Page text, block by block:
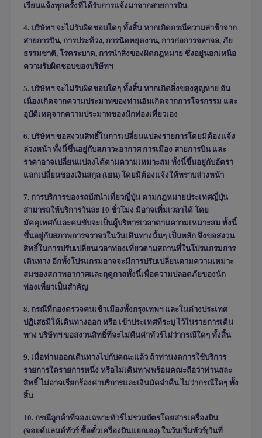
เรียนแจ้งทุกครั้งที่ได้รับการแจ้งมาจากสายการบิน
4. บริษัทฯ จะไม่รับผิดชอบใดๆ ทั้งสิ้น หากเกิดกรณีความล่าช้าจาก
สายการบิน, การประท้วง, การนัดหยุดงาน, การก่อการจลาจล, ภัย
ธรรมชาติ, โรคระบาด, การนำสิ่งของผิดกฎหมาย ซึ่งอยู่นอกเหนือ
ความรับผิดชอบของบริษัทฯ
5. บริษัทฯ จะไม่รับผิดชอบใดๆ ทั้งสิ้น หากเกิดสิ่งของสูญหาย อัน
เนื่องเกิดจากความประมาทของท่านอันเกิดจากการโจรกรรม และ
อุบัติเหตุจากความประมาทของนักท่องเที่ยวเอง
6. บริษัทฯ ขอสงวนสิทธิ์ในการเปลี่ยนแปลงรายการโดยมิต้องแจ้ง
ล่วงหน้า ทั้งนี้ขึ้นอยู่กับสภาวะอากาศ การเมือง สายการบิน และ
ราคาอาจเปลี่ยนแปลงได้ตามความเหมาะสม ทั้งนี้ขึ้นอยู่กับอัตรา
แลกเปลี่ยนของเงินสกุล (เยน) โดยมิต้องแจ้งให้ทราบล่วงหน้า
7. การบริการของรถบัสนำเที่ยวญี่ปุ่น ตามกฎหมายประเทศญี่ปุ่น
สามารถให้บริการวันละ 10 ชั่วโมง มิอาจเพิ่มเวลาได้ โดย
มัคคุเทศก์และคนขับจะเป็นผู้บริหารเวลาตามความเหมาะสม ทั้งนี้
ขึ้นอยู่กับสภาพการจราจรในวันเดินทางนั้นๆ เป็นหลัก จึงขอสงวน
สิทธิ์ในการปรับเปลี่ยนเวลาท่องเที่ยวตามสถานที่ในโปรแกรมการ
เดินทาง อีกทั้งโปรแกรมอาจจะมีการปรับเปลี่ยนตามความเหมาะ
สมของสภาพอากาศและฤดูกาลทั้งนี้เพื่อความปลอดภัยของนัก
ท่องเที่ยวเป็นสำคัญ
8. กรณีที่กองตรวจคนเข้าเมืองทั้งกรุงเทพฯ และในต่างประเทศ
ปฏิเสธมิให้เดินทางออก หรือ เข้าประเทศที่ระบุ ไว้ในรายการเดิน
ทาง บริษัทฯ ขอสงวนสิทธิ์ที่จะไม่คืนค่าทัวร์ไม่ว่ากรณีใดๆ ทั้งสิ้น
9. เมื่อท่านออกเดินทางไปกับคณะแล้ว ถ้าท่านงดการใช้บริการ
รายการใดรายการหนึ่ง หรือไม่เดินทางพร้อมคณะถือว่าท่านสละ
สิทธิ์ ไม่อาจเรียกร้องค่าบริการและเงินมัดจำคืน ไม่ว่ากรณีใดๆ ทั้ง
สิ้น
10. กรณีลูกค้าที่จองเฉพาะทัวร์ไม่รวมบัตรโดยสารเครื่องบิน
(จอยด์แลนด์ทัวร์ ซื้อตั๋วเครื่องบินแยกเอง) ในวันเริ่มทัวร์(วันที่